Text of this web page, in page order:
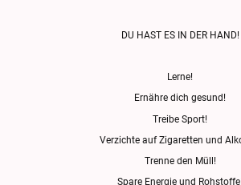
DU HAST ES IN DER HAND!
Lerne!
Ernähre dich gesund!
Treibe Sport!
Verzichte auf Zigaretten und
Trenne den Müll!
Spare Energie und